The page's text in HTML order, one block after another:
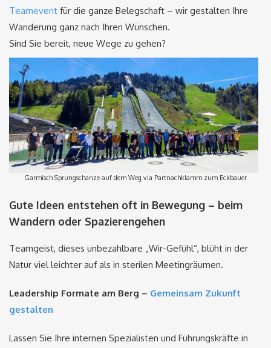
Teamevent für die ganze Belegschaft – wir gestalten Ihre
Wanderung ganz nach Ihren Wünschen.
Sind Sie bereit, neue Wege zu gehen?
Garmisch Sprungschanze auf dem Weg via Partnachklamm zum Eckbauer
Gute Ideen entstehen oft in Bewegung – beim
Wandern oder Spazierengehen
Teamgeist, dieses unbezahlbare „Wir-Gefühl“, blüht in der
Natur viel leichter auf als in sterilen Meetingräumen.
Leadership Formate am Berg – Gemeinsam Zukunft
gestalten
Lassen Sie Ihre internen Spezialisten und Führungskräfte in